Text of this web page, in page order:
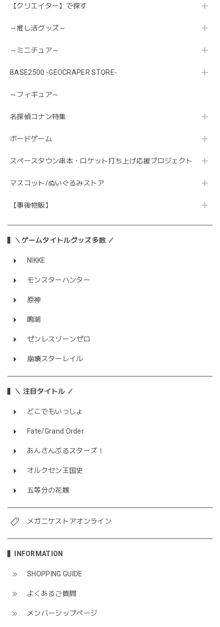
【クリエイター】で探す
～推し活グッズ～
～ミニチュア～
BASE2500 -GEOCRAPER STORE-
～フィギュア～
名探偵コナン特集
ボードゲーム
スペースタウン串本・ロケット打ち上げ応援プロジェクト
マスコット/ぬいぐるみストア
【事後物販】
＼ゲームタイトルグッズ多数 ／
NIKKE
モンスターハンター
原神
鳴潮
ゼンレスゾーンゼロ
崩壊スターレイル
＼ 注目タイトル ／
どこでもいっしょ
Fate/Grand Order
あんさんぶるスターズ！
オルクセン王国史
五等分の花嫁
メガニケストアオンライン
INFORMATION
SHOPPING GUIDE
よくあるご質問
メンバーシップページ